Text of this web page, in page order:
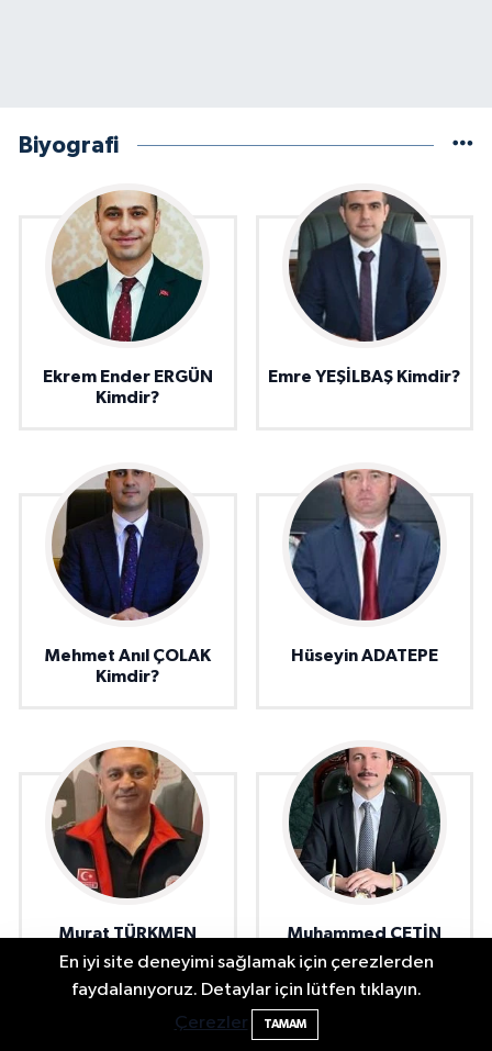
Biyografi
Ekrem Ender ERGÜN
Kimdir?
Emre YEŞİLBAŞ Kimdir?
Mehmet Anıl ÇOLAK
Kimdir?
Hüseyin ADATEPE
Murat TÜRKMEN
kimdir?
Muhammed ÇETİN
kimdir ?
En iyi site deneyimi sağlamak için çerezlerden
faydalanıyoruz. Detaylar için lütfen tıklayın.
Çerezler
TAMAM
10:43 Bartın Sahillerinde 2 Ayda 271 Kişi
Ölümden Döndü